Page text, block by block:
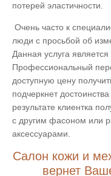
потерей эластичности.
Очень часто к
люди с просьбой об
Данная услуга
Профессиональный
доступную цену
подчеркнет
результате клиентка
с другим фасоном или
аксессуарами.
Салон кожи и
вернет